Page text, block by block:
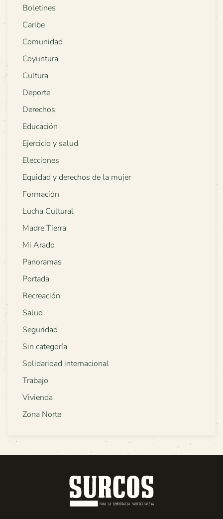
Boletines
Caribe
Comunidad
Coyuntura
Cultura
Deporte
Derechos
Educación
Ejercicio y salud
Elecciones
Equidad y derechos de la mujer
Formación
Lucha Cultural
Madre Tierra
Mi Arado
Panoramas
Portada
Recreación
Salud
Seguridad
Sin categoría
Solidaridad internacional
Trabajo
Vivienda
Zona Norte